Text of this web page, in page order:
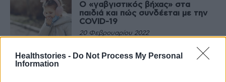
Healthstories - Do Not Process My Personal
Information
ΠΑΙΔΙΟΎ
Ο «γαβγιστικός βήχας» στα
παιδιά και πώς συνδέεται με την
COVID-19
20 Φεβρουαρίου 2022